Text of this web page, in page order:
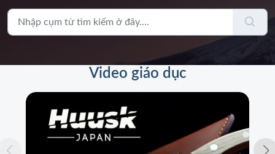
Video giáo dục